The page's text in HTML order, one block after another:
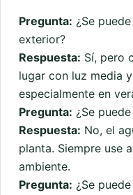
Pregunta: ¿Se
exterior?
Respuesta: Sí, pero
lugar con luz media
especialmente en
Pregunta: ¿Se
Respuesta: No, el
planta. Siempre use
ambiente.
Pregunta: ¿Se